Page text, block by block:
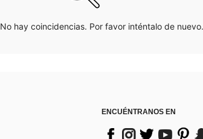
No hay coincidencias. Por favor inténtalo de nuevo.
ENCUÉNTRANOS EN